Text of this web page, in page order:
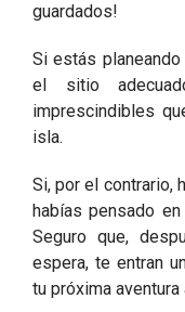
guardados!
Si estás planeando
el sitio
imprescindibles
isla.
Si, por el contrario,
habías pensado
Seguro que,
espera, te entran
tu próxima